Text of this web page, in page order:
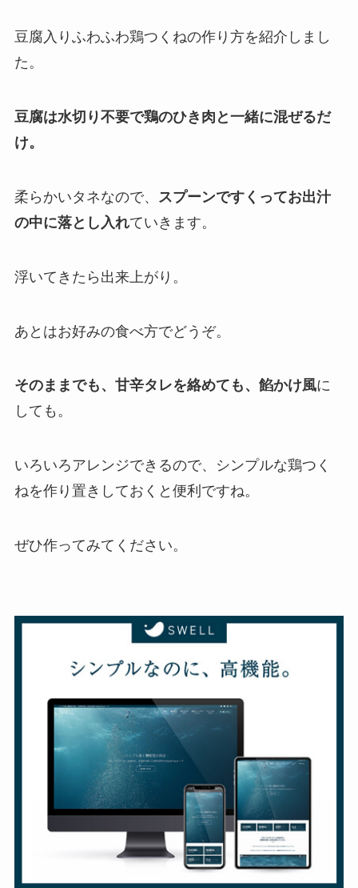
豆腐入りふわふわ鶏つくねの作り方を紹介しまし
た。
豆腐は水切り不要で鶏のひき肉と一緒に混ぜるだ
け。
柔らかいタネなので、 スプーンですくってお出汁
の中に落とし入れていきます。
浮いてきたら出来上がり。
あとはお好みの食べ方でどうぞ。
そのままでも、甘辛タレを絡めても、餡かけ風に
しても。
いろいろアレンジできるので、シンプルな鶏つく
ねを作り置きしておくと便利ですね。
ぜひ作ってみてください。